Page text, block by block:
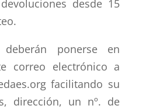
desde 15
deberán ponerse en
correo electrónico a
facilitando su
dirección, un nº. de